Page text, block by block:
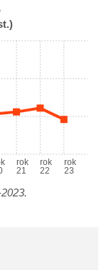
rok
21
rok
22
rok
23